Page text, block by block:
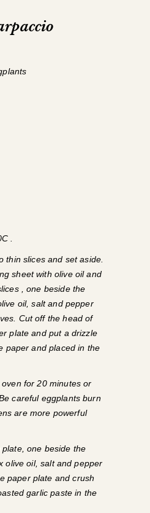
.
thin slices and set aside.
sheet with olive oil and
, one beside the
oil, salt and pepper
Cut off the head of
plate and put a drizzle
paper and placed in the
for 20 minutes or
careful eggplants burn
are more powerful
one beside the
olive oil, salt and pepper
paper plate and crush
garlic paste in the